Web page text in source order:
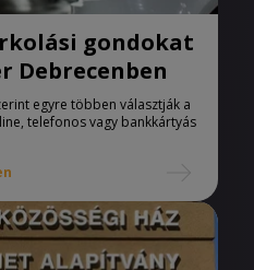
gondokat
Debrecenben
egyre többen választják a
telefonos vagy bankkártyás